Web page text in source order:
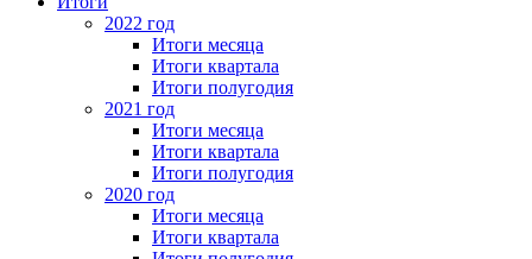
2022 год
Итоги месяца
Итоги квартала
Итоги полугодия
2021 год
Итоги месяца
Итоги квартала
Итоги полугодия
2020 год
Итоги месяца
Итоги квартала